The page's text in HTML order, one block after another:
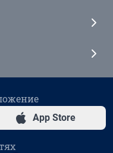
App Store